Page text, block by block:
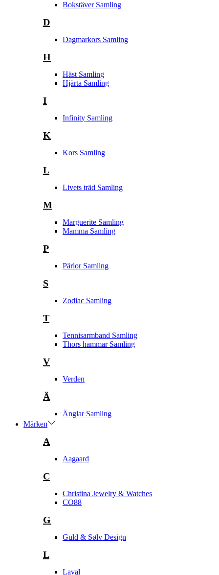
Bokstäver Samling
D
Dagmarkors Samling
H
Häst Samling
Hjärta Samling
I
Infinity Samling
K
Kors Samling
L
Livets träd Samling
M
Marguerite Samling
Mamma Samling
P
Pärlor Samling
S
Zodiac Samling
T
Tennisarmband Samling
Thors hammar Samling
V
Verden
Ä
Änglar Samling
Märken
A
Aagaard
C
Christina Jewelry & Watches
CO88
G
Guld & Sølv Design
L
Laval